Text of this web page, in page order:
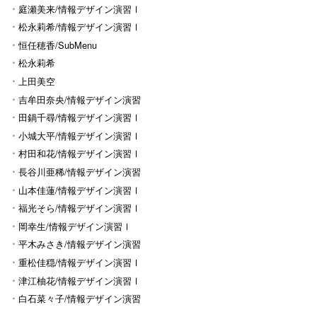
庭瀬美来/情報デザイン演習Ⅰ
松永莉希/情報デザイン演習Ⅰ
恒任穂香/SubMenu
松永莉希
上田美空
吉牟田奈央/情報デザイン演習
Ⅰ 田鍋千尋/情報デザイン演習Ⅰ
小城大平/情報デザイン演習Ⅰ
村田和花/情報デザイン演習Ⅰ
長谷川亜稀/情報デザイン演習
Ⅰ 山本佳蓮/情報デザイン演習Ⅰ
福光そら/情報デザイン演習Ⅰ
岡幸生/情報デザイン演習Ⅰ
平木みさき/情報デザイン演習
Ⅰ 重松佳穏/情報デザイン演習Ⅰ
津江柚花/情報デザイン演習Ⅰ
白石菜々子/情報デザイン演習